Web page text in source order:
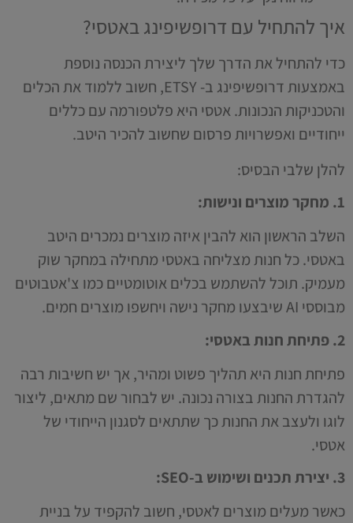
איך להתחיל עם דרופשיפינג באטסי?
כדי להתחיל את הדרך שלך ליצירת הכנסה נוספת
באמצעות דרופשיפינג ב- ETSY, חשוב ללמוד את הכלים
והטכניקות הנכונות. אטסי היא פלטפורמה עם כללים
ייחודיים ואפשרויות פרסום שחשוב להכיר היטב.
להלן שלבי הבסיס:
1. מחקר מוצרים ונישות:
השלב הראשון הוא להבין איזה מוצרים נמכרים היטב
באטסי. כל חנות מצליחה באטסי מתחילה במחקר שוק
מעמיק. תוכל להשתמש בכלים אוטומטיים כמו צ'אטבוטים
מבוססי AI שיבצעו מחקר נישה ויחשפו מוצרים חמים.
2. פתיחת חנות באטסי:
פתיחת חנות היא תהליך פשוט ומהיר, אך יש חשיבות רבה
להגדרת החנות בצורה נכונה. יש לבחור שם מתאים, ליצור
לוגו ולעצב את החנות כך שתתאים לסגנון הייחודי של
אטסי.
3. יצירת תכנים ושימוש ב-SEO:
כאשר מעלים מוצרים לאטסי, חשוב להקפיד על בניית